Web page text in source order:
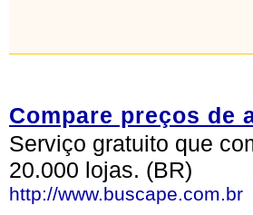
Compare preços de
Serviço gratuito que
20.000 lojas. (BR)
http://www.buscape.com.br